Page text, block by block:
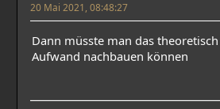
20 Mai 2021, 08:48:27
Dann müsste man das
Aufwand nachbauen können